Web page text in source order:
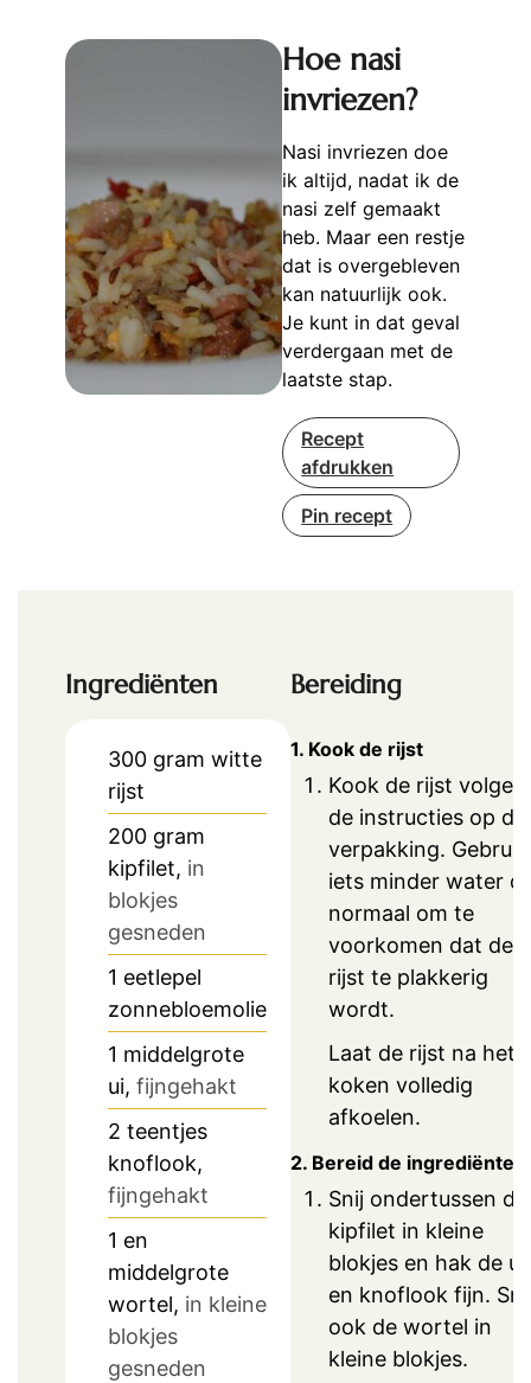
Hoe nasi
invriezen?
Nasi invriezen doe
ik altijd, nadat ik de
nasi zelf gemaakt
heb. Maar een restje
dat is overgebleven
kan natuurlijk ook.
Je kunt in dat geval
verdergaan met de
laatste stap.
Recept
afdrukken
Pin recept
Ingrediënten
300 gram witte
rijst
200 gram
kipfilet, in
blokjes
gesneden
1 eetlepel
zonnebloemolie
1 middelgrote
ui, fijngehakt
2 teentjes
knoflook,
fijngehakt
1 en
middelgrote
wortel, in kleine
blokjes
gesneden
Bereiding
1. Kook de rijst
Kook de rijst
de instructies op de
verpakking. Gebruik
iets minder water
normaal om te
voorkomen dat de
rijst te plakkerig
wordt.
Laat de rijst na het
koken volledig
afkoelen.
2. Bereid de ingrediënten
Snij ondertussen de
kipfilet in kleine
blokjes en hak de ui
en knoflook fijn. Snij
ook de wortel in
kleine blokjes.